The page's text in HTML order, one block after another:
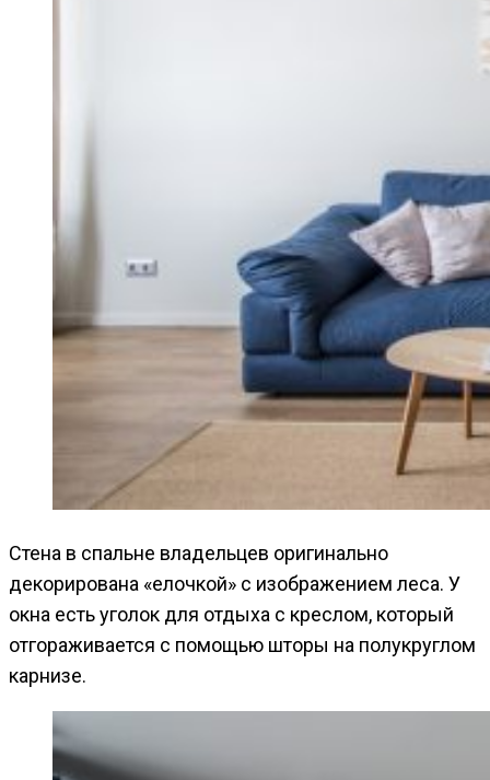
Стена в спальне владельцев оригинально
декорирована «елочкой» с изображением леса. У
окна есть уголок для отдыха с креслом, который
отгораживается с помощью шторы на полукруглом
карнизе.